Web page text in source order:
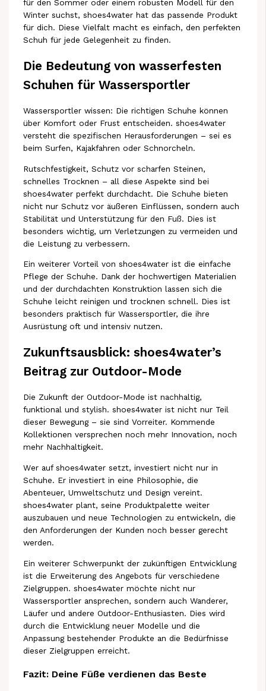
für den Sommer oder einem robusten Modell für den
Winter suchst, shoes4water hat das passende Produkt
für dich. Diese Vielfalt macht es einfach, den perfekten
Schuh für jede Gelegenheit zu finden.
Die Bedeutung von wasserfesten
Schuhen für Wassersportler
Wassersportler wissen: Die richtigen Schuhe können
über Komfort oder Frust entscheiden. shoes4water
versteht die spezifischen Herausforderungen – sei es
beim Surfen, Kajakfahren oder Schnorcheln.
Rutschfestigkeit, Schutz vor scharfen Steinen,
schnelles Trocknen – all diese Aspekte sind bei
shoes4water perfekt durchdacht. Die Schuhe bieten
nicht nur Schutz vor äußeren Einflüssen, sondern auch
Stabilität und Unterstützung für den Fuß. Dies ist
besonders wichtig, um Verletzungen zu vermeiden und
die Leistung zu verbessern.
Ein weiterer Vorteil von shoes4water ist die einfache
Pflege der Schuhe. Dank der hochwertigen Materialien
und der durchdachten Konstruktion lassen sich die
Schuhe leicht reinigen und trocknen schnell. Dies ist
besonders praktisch für Wassersportler, die ihre
Ausrüstung oft und intensiv nutzen.
Zukunftsausblick: shoes4water’s
Beitrag zur Outdoor-Mode
Die Zukunft der Outdoor-Mode ist nachhaltig,
funktional und stylish. shoes4water ist nicht nur Teil
dieser Bewegung – sie sind Vorreiter. Kommende
Kollektionen versprechen noch mehr Innovation, noch
mehr Nachhaltigkeit.
Wer auf shoes4water setzt, investiert nicht nur in
Schuhe. Er investiert in eine Philosophie, die
Abenteuer, Umweltschutz und Design vereint.
shoes4water plant, seine Produktpalette weiter
auszubauen und neue Technologien zu entwickeln, die
den Anforderungen der Kunden noch besser gerecht
werden.
Ein weiterer Schwerpunkt der zukünftigen Entwicklung
ist die Erweiterung des Angebots für verschiedene
Zielgruppen. shoes4water möchte nicht nur
Wassersportler ansprechen, sondern auch Wanderer,
Läufer und andere Outdoor-Enthusiasten. Dies wird
durch die Entwicklung neuer Modelle und die
Anpassung bestehender Produkte an die Bedürfnisse
dieser Zielgruppen erreicht.
Fazit: Deine Füße verdienen das Beste